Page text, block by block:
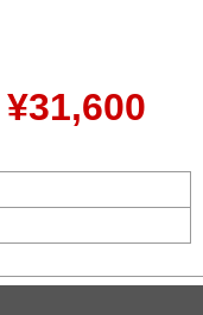
¥31,600